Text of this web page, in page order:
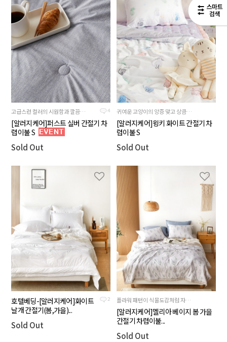
4
고급스런 컬러의 시원함과 깔끔함이 돋보이는 간절기용 얇은 차렵이불
[알러지케어]퍼스트 실버 간절기 차
렵이불 S
Sold Out
귀여운 고양이의 앙증 맞고 상큼한 제품
[알러지케어]윙키 화이트 간절기 차
렵이불 S
Sold Out
2
호텔베딩-[알러지케어]화이트
날개 간절기(봄,가을)...
Sold Out
플라워 패턴이 식물도감처럼 자연스럽게 올라가있는 제품
[알러지케어]멜리아 베이지 봄 가을
간절기 차렵이불...
Sold Out